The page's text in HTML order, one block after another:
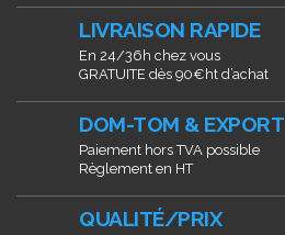
LIVRAISON RAPIDE
En 24/36h chez vous
GRATUITE dès 90€ht d’achat
DOM-TOM & EXPORT
Paiement hors TVA possible
Règlement en HT
QUALITÉ/PRIX